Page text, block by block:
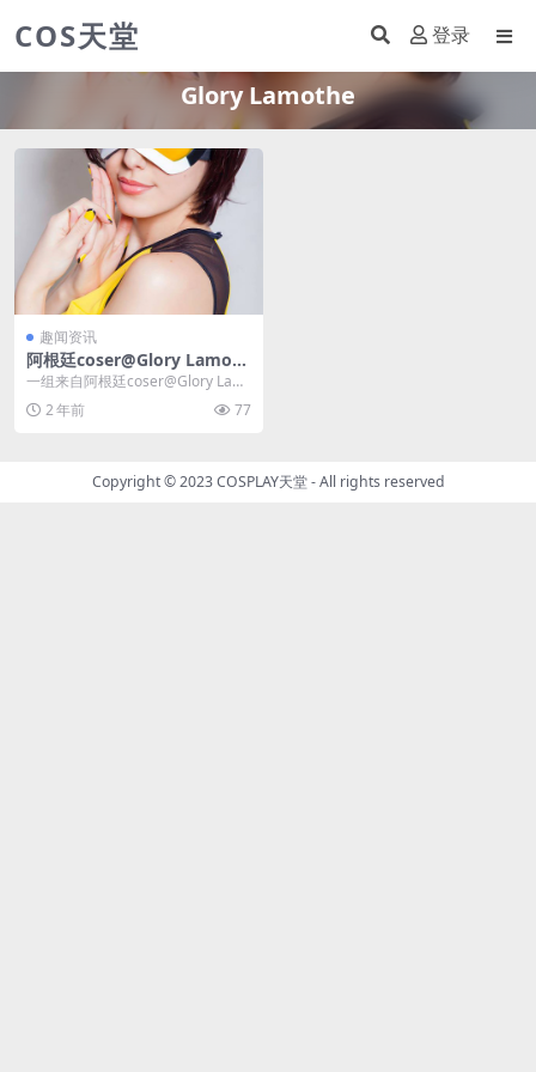
COS天堂 登录
Glory Lamothe
趣闻资讯
阿根廷coser@Glory Lamoth
e在游戏《守望先锋》化身“比
一组来自阿根廷coser@Glory Lam
othe的亮丽性感cosplay照片...
2 年前 77
Copyright © 2023COSPLAY天堂- All rights reserved